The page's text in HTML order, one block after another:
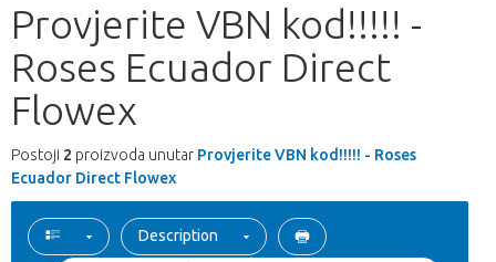
Provjerite VBN kod!!!!! -
Roses Ecuador Direct
Flowex
Postoji 2 proizvoda unutar Provjerite VBN kod!!!!! - Roses
Ecuador Direct Flowex
Description